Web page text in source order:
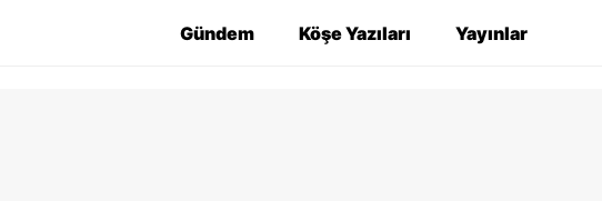
Gündem Köşe Yazıları Yayınlar